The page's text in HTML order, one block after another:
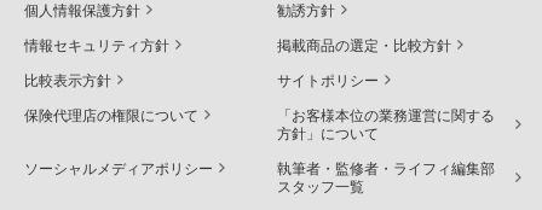
個人情報保護方針 勧誘方針
情報セキュリティ方針 掲載商品の選定・比較方針
比較表示方針 サイトポリシー
保険代理店の権限について
「お客様本位の業務運営に関する
方針」について
ソーシャルメディアポリシー
執筆者・監修者・ライフィ編集部
スタッフ一覧